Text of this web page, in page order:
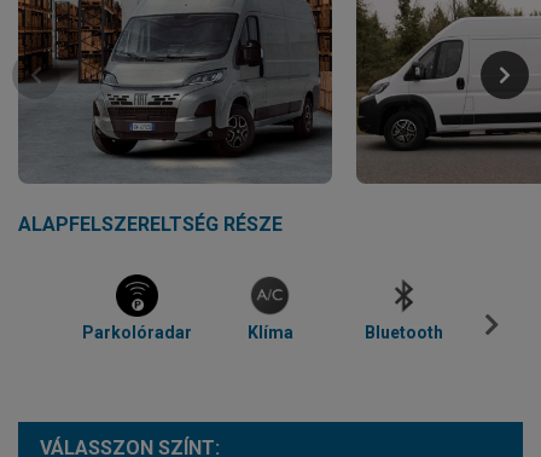
ALAPFELSZERELTSÉG RÉSZE
Parkolóradar Klíma Bluetooth
VÁLASSZON SZÍNT: